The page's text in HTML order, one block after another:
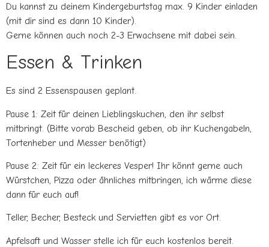
Du kannst zu deinem Kindergeburtstag max. 9 Kinder einladen
(mit dir sind es dann 10 Kinder).
Gerne können auch noch 2-3 Erwachsene mit dabei sein.
Essen & Trinken
Es sind 2 Essenspausen geplant.
Pause 1: Zeit für deinen Lieblingskuchen, den ihr selbst
mitbringt. (Bitte vorab Bescheid geben, ob ihr Kuchengabeln,
Tortenheber und Messer benötigt)
Pause 2: Zeit für ein leckeres Vesper! Ihr könnt gerne auch
Würstchen, Pizza oder ähnliches mitbringen, ich wärme diese
dann für euch auf!
Teller, Becher, Besteck und Servietten gibt es vor Ort.
Apfelsaft und Wasser stelle ich für euch kostenlos bereit.